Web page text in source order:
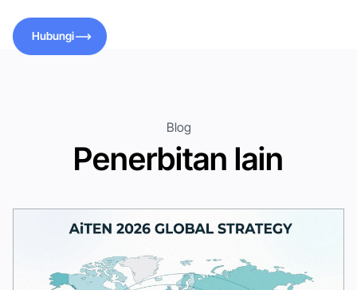
Hubungi
Blog
Penerbitan lain